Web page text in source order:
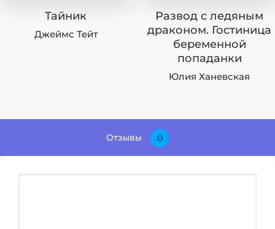
Тайник
Джеймс Тейт
Развод с ледяным
драконом. Гостиница
беременной
попаданки
Юлия Ханевская
Отзывы 0